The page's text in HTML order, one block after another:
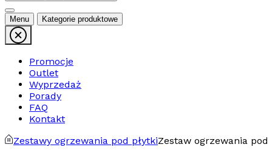
Menu Kategorie produktowe
Promocje
Outlet
Wyprzedaż
Porady
FAQ
Kontakt
Zestawy ogrzewania pod płytkiZestaw ogrzewania